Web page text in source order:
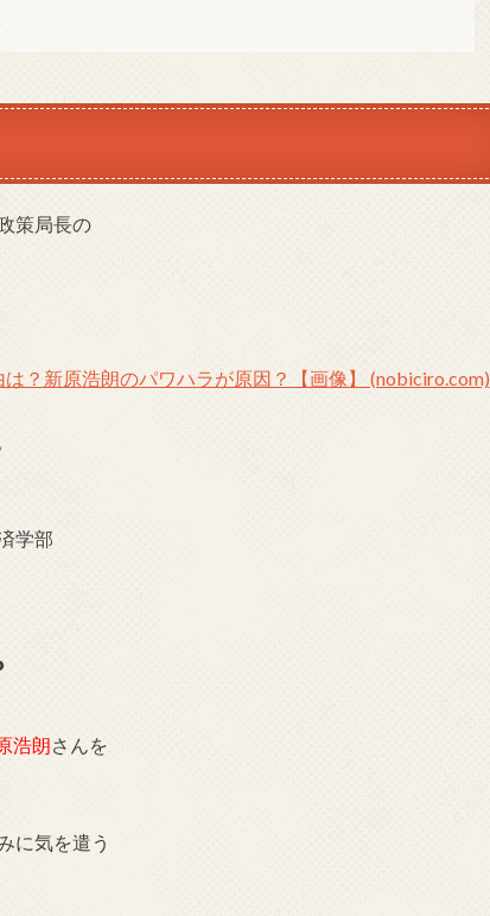
策局長の
？新原浩朗のパワハラが原因？【画像】 (nobiciro.com)
学部
浩朗さんを
に気を遣う